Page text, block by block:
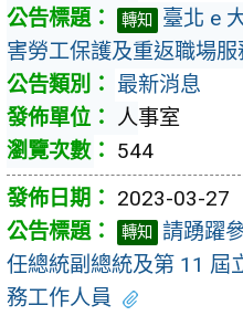
轉知
臺北 e
害勞工保護及重返職場
最新消息
人事室
544
2023-03-27
轉知
請踴躍
任總統副總統及第 11 屆
務工作人員